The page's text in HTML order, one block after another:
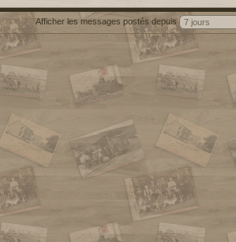
Afficher les messages postés depuis